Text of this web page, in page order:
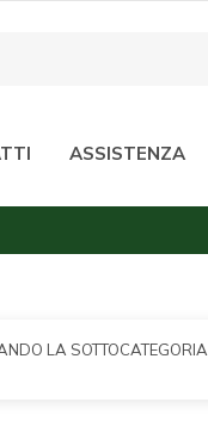
ASSISTENZA
LA SOTTOCATEGORIA